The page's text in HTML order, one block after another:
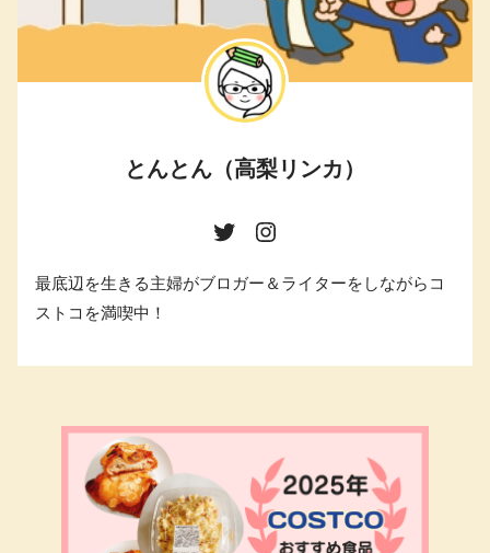
とんとん（高梨リンカ）
最底辺を生きる主婦がブロガー＆ライターをしながらコ
ストコを満喫中！